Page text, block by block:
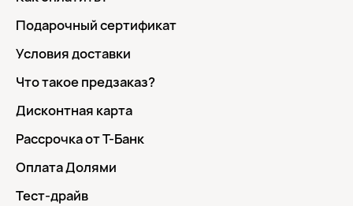
Подарочный сертификат
Условия доставки
Что такое предзаказ?
Дисконтная карта
Рассрочка от Т-Банк
Оплата Долями
Тест-драйв